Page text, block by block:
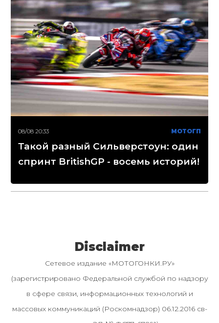
08/08 20:33 МОТОГП
Такой разный Сильверстоун: один
спринт BritishGP - восемь историй!
Disclaimer
Сетевое издание «МОТОГОНКИ.РУ»
(зарегистрировано Федеральной службой по надзору
в сфере связи, информационных технологий и
массовых коммуникаций (Роскомнадзор) 06.12.2016 св-